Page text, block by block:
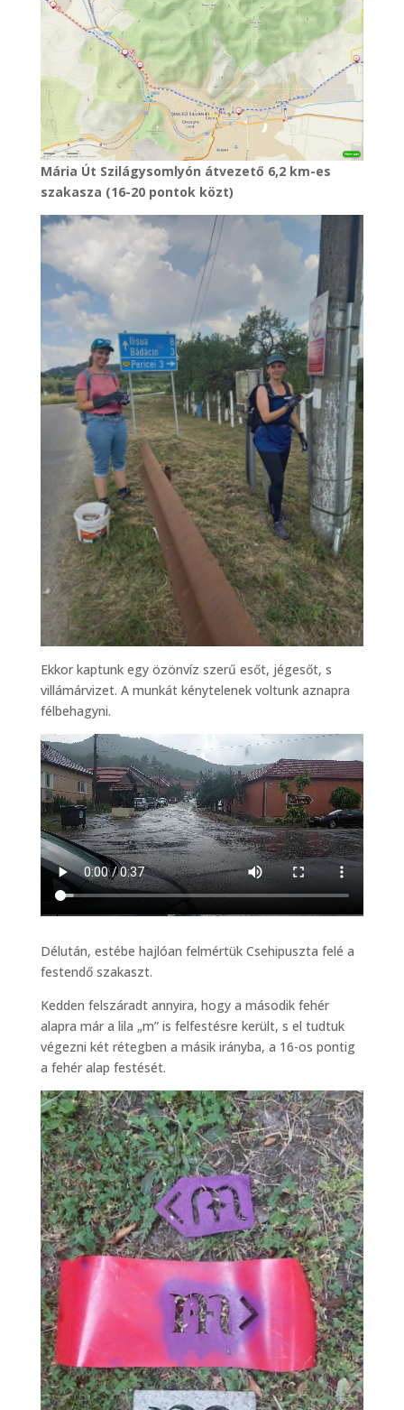
Mária Út Szilágysomlyón átvezető 6,2 km-es
szakasza (16-20 pontok közt)
Ekkor kaptunk egy özönvíz szerű esőt, jégesőt, s
villámárvizet. A munkát kénytelenek voltunk aznapra
félbehagyni.
Délután, estébe hajlóan felmértük Csehipuszta felé a
festendő szakaszt.
Kedden felszáradt annyira, hogy a második fehér
alapra már a lila „m” is felfestésre került, s el tudtuk
végezni két rétegben a másik irányba, a 16-os pontig
a fehér alap festését.